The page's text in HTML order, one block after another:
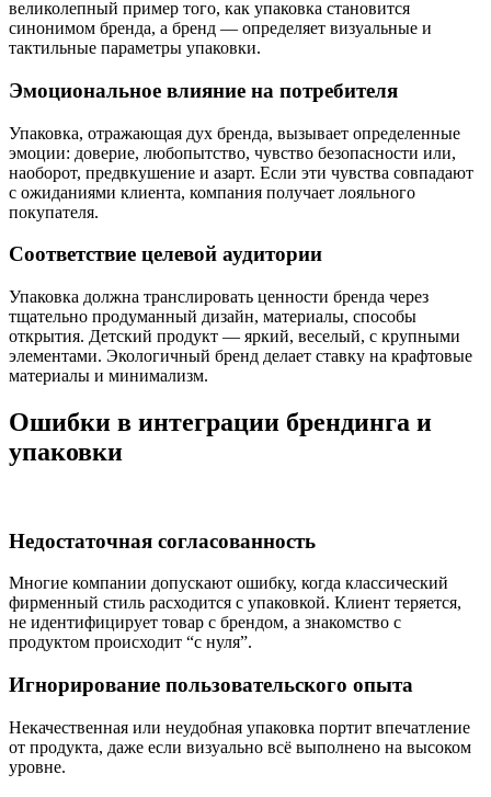
великолепный пример того, как упаковка становится
синонимом бренда, а бренд — определяет визуальные и
тактильные параметры упаковки.
Эмоциональное влияние на потребителя
Упаковка, отражающая дух бренда, вызывает определенные
эмоции: доверие, любопытство, чувство безопасности или,
наоборот, предвкушение и азарт. Если эти чувства совпадают
с ожиданиями клиента, компания получает лояльного
покупателя.
Соответствие целевой аудитории
Упаковка должна транслировать ценности бренда через
тщательно продуманный дизайн, материалы, способы
открытия. Детский продукт — яркий, веселый, с крупными
элементами. Экологичный бренд делает ставку на крафтовые
материалы и минимализм.
Ошибки в интеграции брендинга и
упаковки
Недостаточная согласованность
Многие компании допускают ошибку, когда классический
фирменный стиль расходится с упаковкой. Клиент теряется,
не идентифицирует товар с брендом, а знакомство с
продуктом происходит “с нуля”.
Игнорирование пользовательского опыта
Некачественная или неудобная упаковка портит впечатление
от продукта, даже если визуально всё выполнено на высоком
уровне.